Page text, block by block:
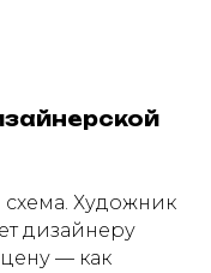
Художник
дизайнеру
— как